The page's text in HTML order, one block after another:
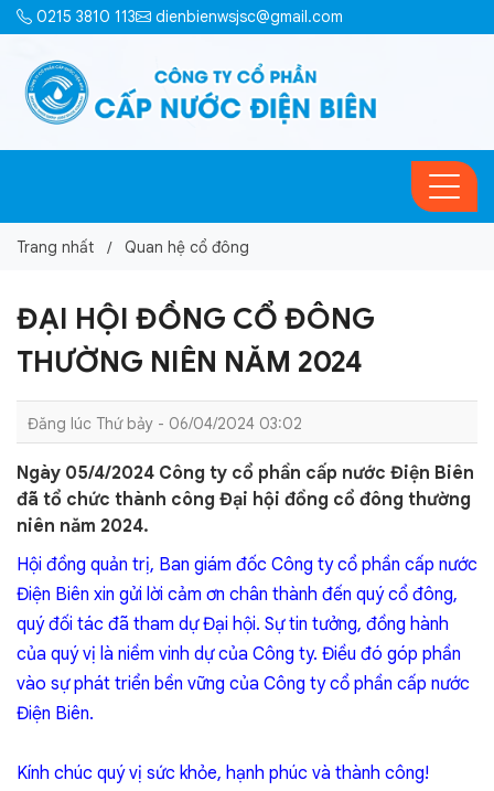
0215 3810 113 dienbienwsjsc@gmail.com
Trang nhất Quan hệ cổ đông
ĐẠI HỘI ĐỒNG CỔ ĐÔNG
THƯỜNG NIÊN NĂM 2024
Đăng lúc Thứ bảy - 06/04/2024 03:02
Ngày 05/4/2024 Công ty cổ phần cấp nước Điện Biên
đã tổ chức thành công Đại hội đồng cổ đông thường
niên năm 2024.
Hội đồng quản trị, Ban giám đốc Công ty cổ phần cấp nước
Điện Biên xin gửi lời cảm ơn chân thành đến quý cổ đông,
quý đối tác đã tham dự Đại hội. Sự tin tưởng, đồng hành
của quý vị là niềm vinh dự của Công ty. Điều đó góp phần
vào sự phát triển bền vững của Công ty cổ phần cấp nước
Điện Biên.
Kính chúc quý vị sức khỏe, hạnh phúc và thành công!